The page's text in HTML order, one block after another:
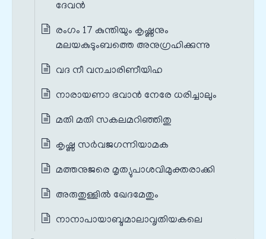
ദേവൻ
രംഗം 17 കുന്തിയും കൃഷ്ണനും
മലയകുടുംബത്തെ അനുഗ്രഹിക്കുന്നു
വദ നീ വനചാരിണീയിഹ
നാരായണാ ഭവാൻ നേരേ ധരിച്ചാലും
മതി മതി സകലമറിഞ്ഞിതു
കൃഷ്ണ സർവജഗന്നിയാമക
മത്തനുജരെ മൃത്യുപാശവിമുക്തരാക്കി
അരുതുള്ളിൽ ഖേദമേതും
നാനാപായാബ്ദമാലാവൃതിയകലെ